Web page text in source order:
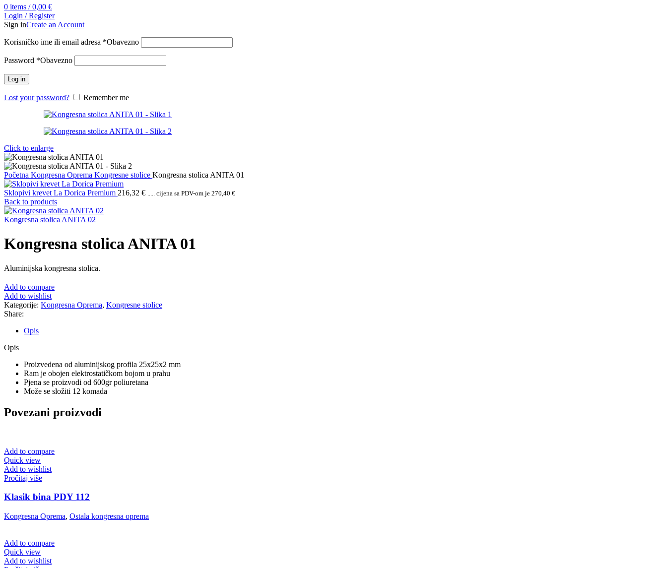
0 items / 0,00 €
Login / Register
Sign inCreate an Account
Korisničko ime ili email adresa *Obavezno
Password *Obavezno
Log in
Lost your password? Remember me
Click to enlarge
Početna Kongresna Oprema Kongresne stolice Kongresna stolica ANITA 01
Sklopivi krevet La Dorica Premium 216,32 € ..... cijena sa PDV-om je 270,40 €
Back to products
Kongresna stolica ANITA 02
Kongresna stolica ANITA 01
Aluminijska kongresna stolica.
Add to compare
Add to wishlist
Kategorije: Kongresna Oprema, Kongresne stolice
Share:
Opis
Opis
Proizvedena od aluminijskog profila 25x25x2 mm
Ram je obojen elektrostatičkom bojom u prahu
Pjena se proizvodi od 600gr poliuretana
Može se složiti 12 komada
Povezani proizvodi
Add to compare
Quick view
Add to wishlist
Pročitaj više
Klasik bina PDY 112
Kongresna Oprema, Ostala kongresna oprema
Add to compare
Quick view
Add to wishlist